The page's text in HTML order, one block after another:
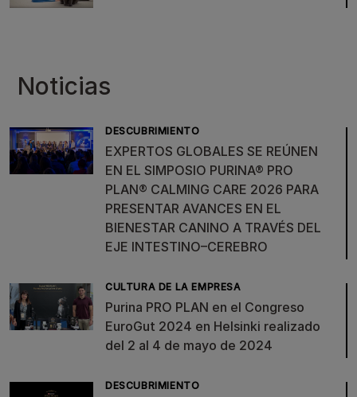
Noticias
DESCUBRIMIENTO
EXPERTOS GLOBALES SE REÚNEN
EN EL SIMPOSIO PURINA® PRO
PLAN® CALMING CARE 2026 PARA
PRESENTAR AVANCES EN EL
BIENESTAR CANINO A TRAVÉS DEL
EJE INTESTINO–CEREBRO
CULTURA DE LA EMPRESA
Purina PRO PLAN en el Congreso
EuroGut 2024 en Helsinki realizado
del 2 al 4 de mayo de 2024
DESCUBRIMIENTO